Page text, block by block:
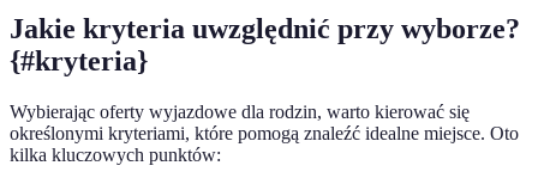
Jakie kryteria uwzględnić przy wyborze?
{#kryteria}
Wybierając oferty wyjazdowe dla rodzin, warto kierować się
określonymi kryteriami, które pomogą znaleźć idealne miejsce. Oto
kilka kluczowych punktów: